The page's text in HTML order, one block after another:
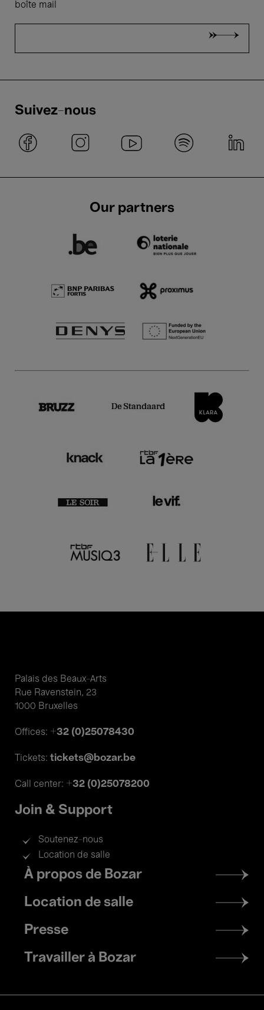
boîte mail
Suivez-nous
Our partners
Palais des Beaux-Arts
Rue Ravenstein, 23
1000 Bruxelles
Offices: +32 (0)25078430
Tickets: tickets@bozar.be
Call center: +32 (0)25078200
Join & Support
Soutenez-nous
Location de salle
Footer
menu
À propos de Bozar
Location de salle
Presse
Travailler à Bozar